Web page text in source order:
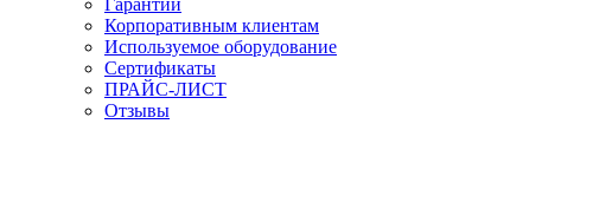
Гарантии
Корпоративным клиентам
Используемое оборудование
Сертификаты
ПРАЙС-ЛИСТ
Отзывы